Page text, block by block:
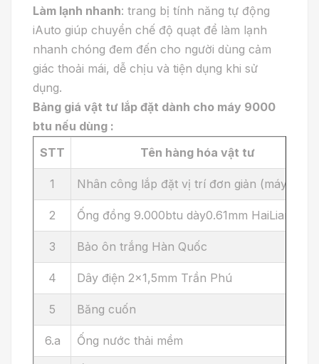
Làm lạnh nhanh: trang bị tính năng tự động
iAuto giúp chuyển chế độ quạt để làm lạnh
nhanh chóng đem đến cho người dùng cảm
giác thoải mái, dễ chịu và tiện dụng khi sử
dụng.
Bảng giá vật tư lắp đặt dành cho máy 9000
btu nếu dùng :
STT
Tên hàng hóa vật tư
1 Nhân công lắp đặt vị trí đơn giản (máy mới )
2 Ống đồng 9.000btu dày0.61mm HaiLiang
3 Bảo ôn trắng Hàn Quốc
4 Dây điện 2x1,5mm Trần Phú
5 Băng cuốn
6.a Ống nước thải mềm